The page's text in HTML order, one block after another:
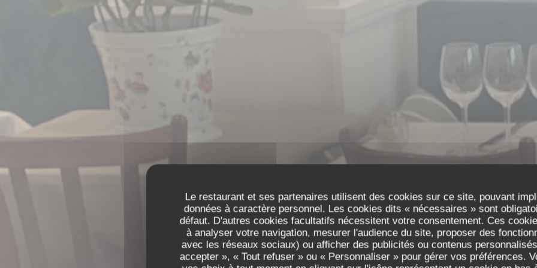
Le restaurant et ses partenaires utilisent des cookies sur ce site, pouvant
données à caractère personnel. Les cookies dits « nécessaires » sont
défaut. D'autres cookies facultatifs nécessitent votre consentement. Ces
à analyser votre navigation, mesurer l'audience du site, proposer des
avec les réseaux sociaux) ou afficher des publicités ou contenus
accepter », « Tout refuser » ou « Personnaliser » pour gérer vos préférences.
A PROXIMITÉ DE LA TOUR EIFFEL• PARIS